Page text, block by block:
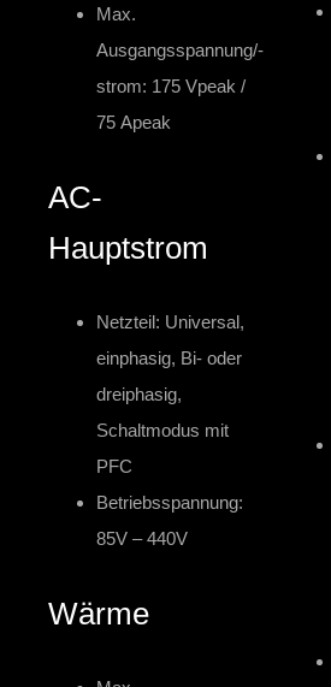
Max.
Ausgangsspannung/-
strom: 175 Vpeak /
75 Apeak
AC-
Hauptstrom
Netzteil: Universal,
einphasig, Bi- oder
dreiphasig,
Schaltmodus mit
PFC
Betriebsspannung:
85V – 440V
Wärme